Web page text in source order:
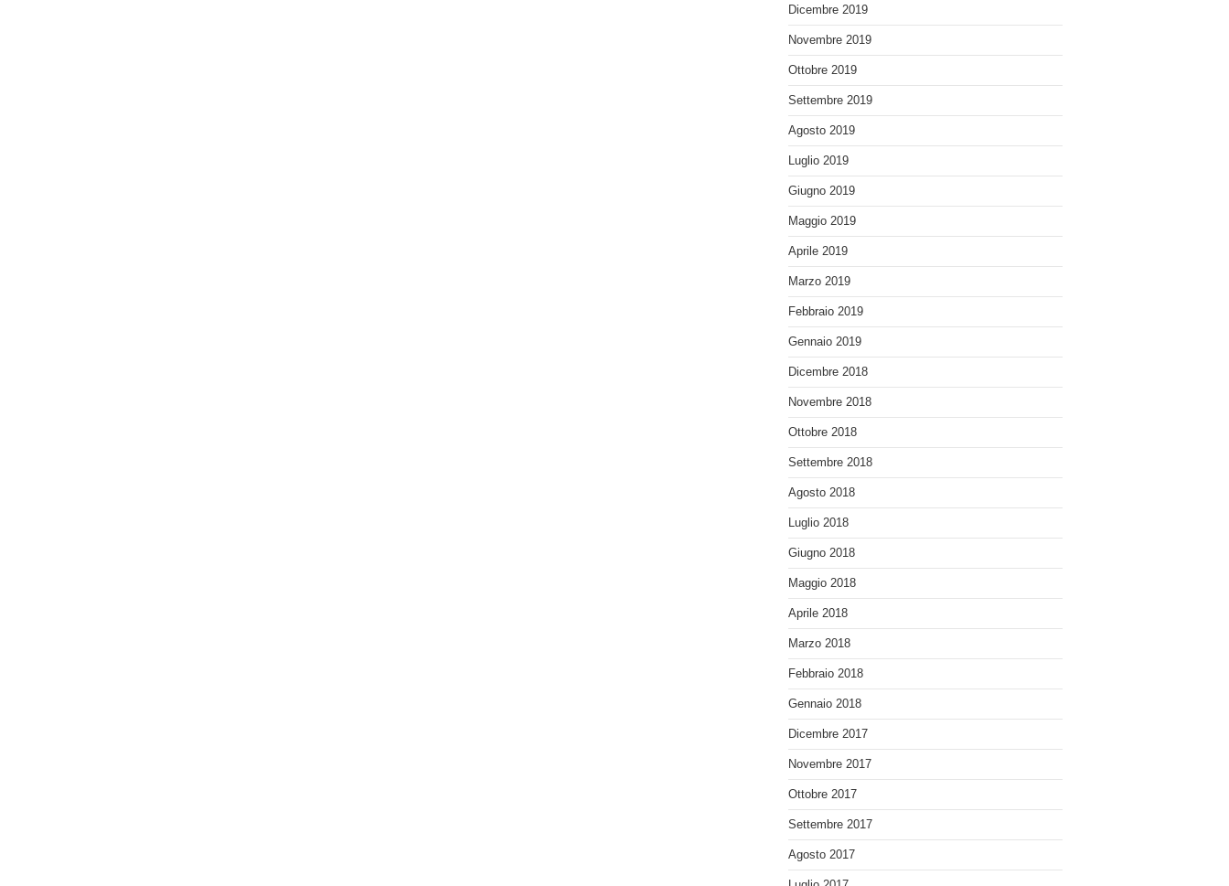
Dicembre 2019
Novembre 2019
Ottobre 2019
Settembre 2019
Agosto 2019
Luglio 2019
Giugno 2019
Maggio 2019
Aprile 2019
Marzo 2019
Febbraio 2019
Gennaio 2019
Dicembre 2018
Novembre 2018
Ottobre 2018
Settembre 2018
Agosto 2018
Luglio 2018
Giugno 2018
Maggio 2018
Aprile 2018
Marzo 2018
Febbraio 2018
Gennaio 2018
Dicembre 2017
Novembre 2017
Ottobre 2017
Settembre 2017
Agosto 2017